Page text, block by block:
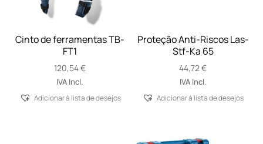
Cinto de ferramentas TB-
FT1
120,54€
IVA Incl.
Adicionar á lista de desejos
Proteção Anti-Riscos Las-
Stf-Ka 65
44,72€
IVA Incl.
Adicionar á lista de desejos